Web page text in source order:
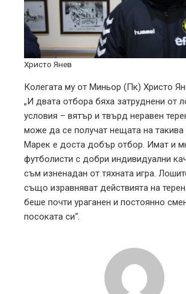
Христо Янев
Колегата му от Миньор (Пк) Христо
„И двата отбора бяха затруднени от
условия – вятър и твърд неравен
може да се получат нещата на такива
Марек е доста добър отбор. Имат и
футболисти с добри индивидуални
съм изненадан от тяхната игра.
също изравняват действията на
беше почти ураганен и постоянно
посоката си“.